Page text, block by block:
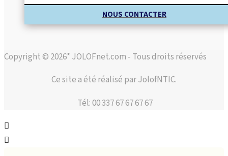
NOUS CONTACTER
Copyright © 2026* JOLOFnet.com - Tous droits réservés
Ce site a été réalisé par JolofNTIC.
Tél: 00 337 67 67 67 67